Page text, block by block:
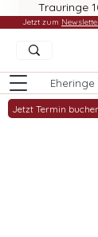
Trauringe
Eheringe
Jetzt Termin
Jetzt zum